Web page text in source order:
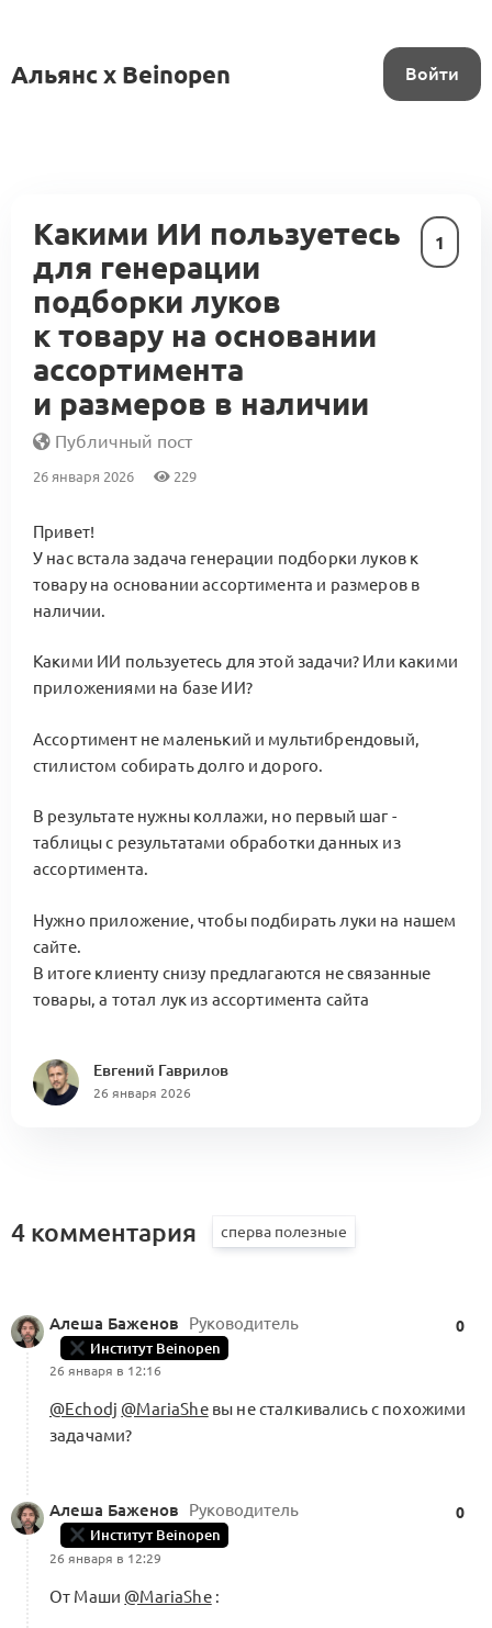
Альянс x Beinopen Войти
1
Какими ИИ пользуетесь
для генерации
подборки луков
к товару на основании
ассортимента
и размеров в наличии
Публичный пост
26 января 2026 229
Привет!
У нас встала задача генерации подборки луков к
товару на основании ассортимента и размеров в
наличии.
Какими ИИ пользуетесь для этой задачи? Или какими
приложениями на базе ИИ?
Ассортимент не маленький и мультибрендовый,
стилистом собирать долго и дорого.
В результате нужны коллажи, но первый шаг -
таблицы с результатами обработки данных из
ассортимента.
Нужно приложение, чтобы подбирать луки на нашем
сайте.
В итоге клиенту снизу предлагаются не связанные
товары, а тотал лук из ассортимента сайта
Евгений Гаврилов
26 января 2026
4 комментария
Алеша Баженов Руководитель
Институт Beinopen
26 января в 12:16
0
@Echodj @MariaSheвы не сталкивались с похожими
задачами?
Алеша Баженов Руководитель
Институт Beinopen
26 января в 12:29
0
От Маши @MariaShe: